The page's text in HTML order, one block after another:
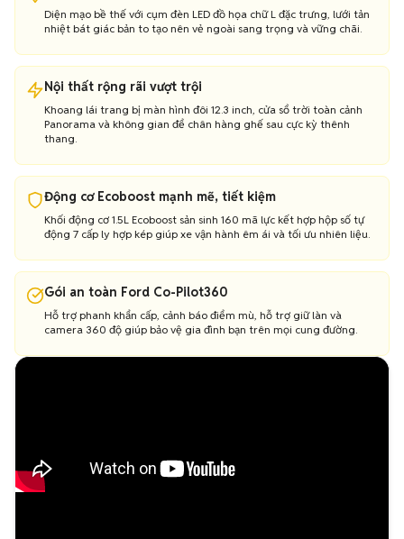
Diện mạo bề thế với cụm đèn LED đồ họa chữ L đặc trưng, lưới tản
nhiệt bát giác bản to tạo nên vẻ ngoài sang trọng và vững chãi.
Nội thất rộng rãi vượt trội
Khoang lái trang bị màn hình đôi 12.3 inch, cửa sổ trời toàn cảnh
Panorama và không gian để chân hàng ghế sau cực kỳ thênh
thang.
Động cơ Ecoboost mạnh mẽ, tiết kiệm
Khối động cơ 1.5L Ecoboost sản sinh 160 mã lực kết hợp hộp số tự
động 7 cấp ly hợp kép giúp xe vận hành êm ái và tối ưu nhiên liệu.
Gói an toàn Ford Co-Pilot360
Hỗ trợ phanh khẩn cấp, cảnh báo điểm mù, hỗ trợ giữ làn và
camera 360 độ giúp bảo vệ gia đình bạn trên mọi cung đường.